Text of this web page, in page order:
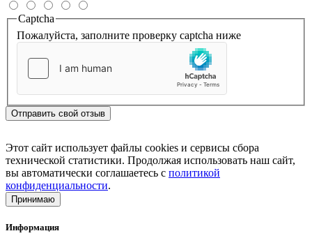
Captcha
Пожалуйста, заполните проверку captcha ниже
Отправить свой отзыв
Этот сайт использует файлы cookies и сервисы сбора
технической статистики. Продолжая использовать наш сайт,
вы автоматически соглашаетесь с политикой
конфиденциальности.
Принимаю
Информация